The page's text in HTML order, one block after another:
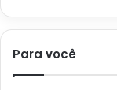
Para você